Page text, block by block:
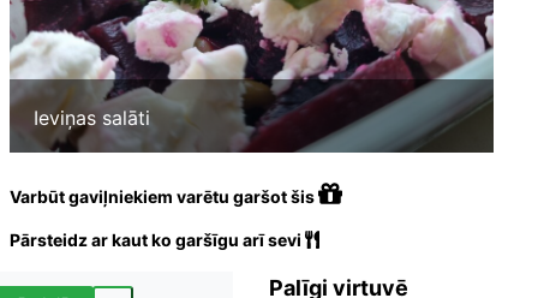
Ieviņas salāti
Varbūt gaviļniekiem varētu garšot šis
Pārsteidz ar kaut ko garšīgu arī sevi
Palīgi virtuvē